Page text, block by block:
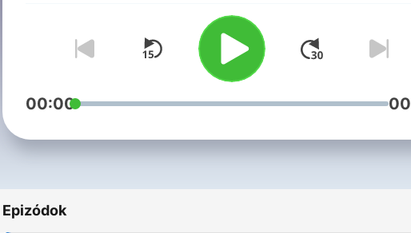
los Estados Unidos.
00:00
Epizódok